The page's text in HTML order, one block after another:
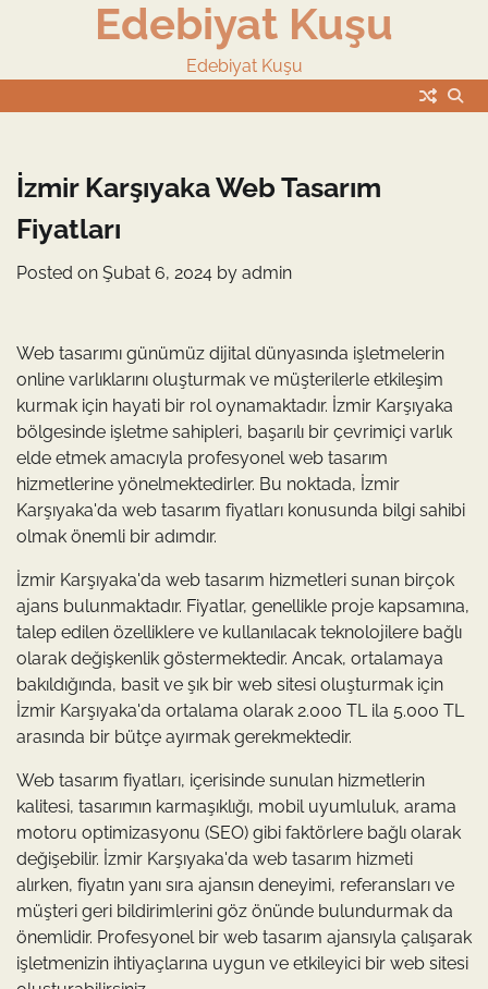
Edebiyat Kuşu
Edebiyat Kuşu
İzmir Karşıyaka Web Tasarım
Fiyatları
Posted on Şubat 6, 2024 by admin
Web tasarımı günümüz dijital dünyasında işletmelerin
online varlıklarını oluşturmak ve müşterilerle etkileşim
kurmak için hayati bir rol oynamaktadır. İzmir Karşıyaka
bölgesinde işletme sahipleri, başarılı bir çevrimiçi varlık
elde etmek amacıyla profesyonel web tasarım
hizmetlerine yönelmektedirler. Bu noktada, İzmir
Karşıyaka'da web tasarım fiyatları konusunda bilgi sahibi
olmak önemli bir adımdır.
İzmir Karşıyaka'da web tasarım hizmetleri sunan birçok
ajans bulunmaktadır. Fiyatlar, genellikle proje kapsamına,
talep edilen özelliklere ve kullanılacak teknolojilere bağlı
olarak değişkenlik göstermektedir. Ancak, ortalamaya
bakıldığında, basit ve şık bir web sitesi oluşturmak için
İzmir Karşıyaka'da ortalama olarak 2.000 TL ila 5.000 TL
arasında bir bütçe ayırmak gerekmektedir.
Web tasarım fiyatları, içerisinde sunulan hizmetlerin
kalitesi, tasarımın karmaşıklığı, mobil uyumluluk, arama
motoru optimizasyonu (SEO) gibi faktörlere bağlı olarak
değişebilir. İzmir Karşıyaka'da web tasarım hizmeti
alırken, fiyatın yanı sıra ajansın deneyimi, referansları ve
müşteri geri bildirimlerini göz önünde bulundurmak da
önemlidir. Profesyonel bir web tasarım ajansıyla çalışarak
işletmenizin ihtiyaçlarına uygun ve etkileyici bir web sitesi